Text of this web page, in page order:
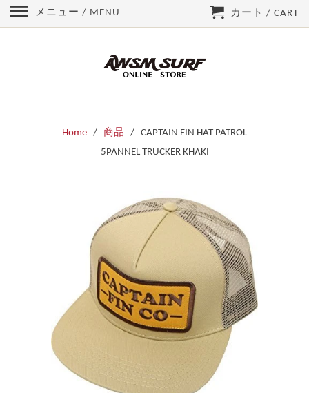
Home / 商品
/ CAPTAIN FIN HAT PATROL
5PANNEL TRUCKER KHAKI
メニュー / MENU カート / CART